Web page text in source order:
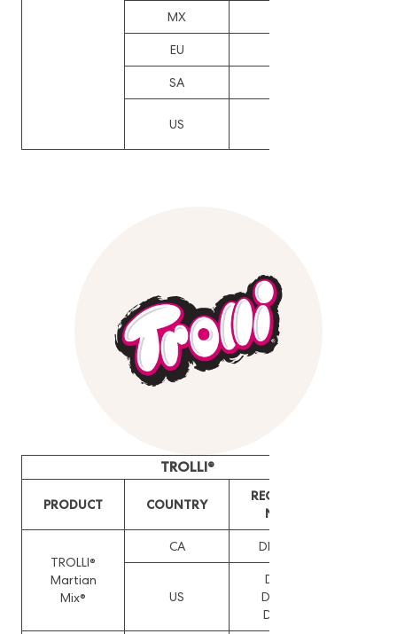
MX
EU
SA
US
TROLLI®
PRODUCT COUNTRY
REG./DESIGN
NUMBER
TROLLI®
Martian
Mix®
CA DM/213827
US
D936331,
D965947,
D993568